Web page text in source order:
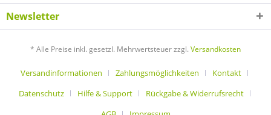
Newsletter
* Alle Preise inkl. gesetzl. Mehrwertsteuer zzgl. Versandkosten
Versandinformationen Zahlungsmöglichkeiten
Kontakt
Datenschutz
Hilfe & Support
Rückgabe & Widerrufsrecht